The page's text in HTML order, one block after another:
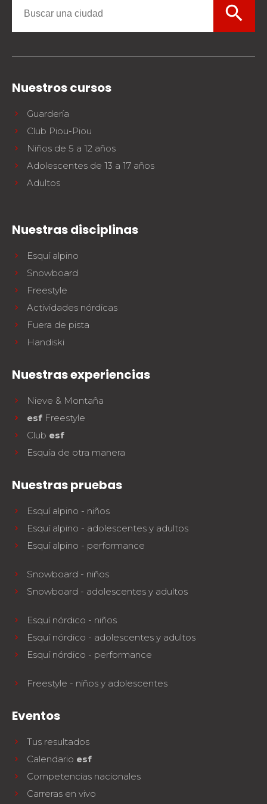
search
Nuestros cursos
Guardería
Club Piou-Piou
Niños de 5 a 12 años
Adolescentes de 13 a 17 años
Adultos
Nuestras disciplinas
Esquí alpino
Snowboard
Freestyle
Actividades nórdicas
Fuera de pista
Handiski
Nuestras experiencias
Nieve & Montaña
esf Freestyle
Club esf
Esquía de otra manera
Nuestras pruebas
Esquí alpino - niños
Esquí alpino - adolescentes y adultos
Esquí alpino - performance
Snowboard - niños
Snowboard - adolescentes y adultos
Esquí nórdico - niños
Esquí nórdico - adolescentes y adultos
Esquí nórdico - performance
Freestyle - niños y adolescentes
Eventos
Tus resultados
Calendario esf
Competencias nacionales
Carreras en vivo